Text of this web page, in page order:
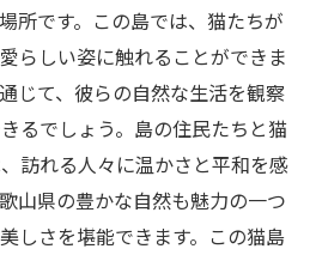
所です。この島では、猫たちが
らしい姿に触れることができま
じて、彼らの自然な生活を観察
るでしょう。島の住民たちと猫
訪れる人々に温かさと平和を感
山県の豊かな自然も魅力の一つ
しさを堪能できます。この猫島